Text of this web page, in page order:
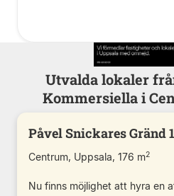
Utvalda lokaler
Kommersiella i
Påvel Snickares Gränd 1
Centrum, Uppsala, 176 m2
Nu finns möjlighet att hyra en